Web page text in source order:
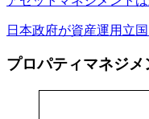
日本政府が資産運用立
プロパティマネジ